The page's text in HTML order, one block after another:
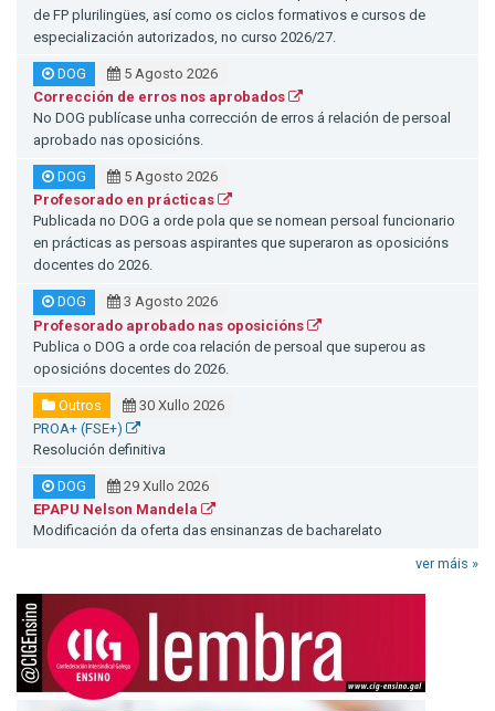
de FP plurilingües, así como os ciclos formativos e cursos de
especialización autorizados, no curso 2026/27.
DOG
5 Agosto 2026
Corrección de erros nos aprobados
No DOG publícase unha corrección de erros á relación de persoal
aprobado nas oposicións.
DOG
5 Agosto 2026
Profesorado en prácticas
Publicada no DOG a orde pola que se nomean persoal funcionario
en prácticas as persoas aspirantes que superaron as oposicións
docentes do 2026.
DOG
3 Agosto 2026
Profesorado aprobado nas oposicións
Publica o DOG a orde coa relación de persoal que superou as
oposicións docentes do 2026.
Outros
30 Xullo 2026
PROA+ (FSE+)
Resolución definitiva
DOG
29 Xullo 2026
EPAPU Nelson Mandela
Modificación da oferta das ensinanzas de bacharelato
ver máis »